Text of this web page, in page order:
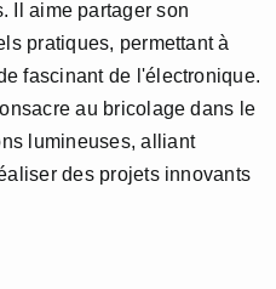
Il aime partager son
pratiques, permettant à
fascinant de l'électronique.
au bricolage dans le
lumineuses, alliant
des projets innovants